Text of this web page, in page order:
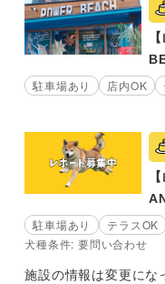
駐車場あり 店内OK
駐車場あり
テラスOK
犬種条件: 要問い合わせ
施設の情報は変更にな